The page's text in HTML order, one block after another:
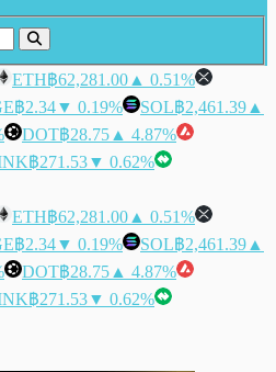
ETH฿62,281.00 ▲ 0.51%
฿2.34▼ 0.19% SOL฿2,461.39 ▲
DOT฿28.75 ▲ 4.87%
฿271.53▼ 0.62%
ETH฿62,281.00 ▲ 0.51%
฿2.34▼ 0.19% SOL฿2,461.39 ▲
DOT฿28.75 ▲ 4.87%
฿271.53▼ 0.62%